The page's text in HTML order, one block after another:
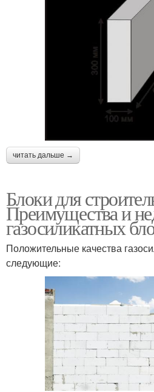
читать дальше →
Блоки для
Преимущества и
газосиликатных
Положительные качества
следующие: